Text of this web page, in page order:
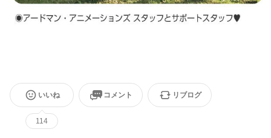
いいね
114
コメント リブログ